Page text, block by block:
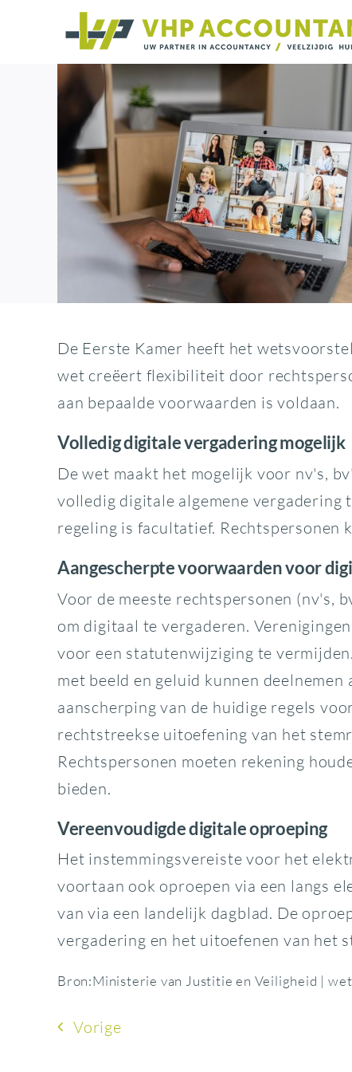
De Eerste Kamer heeft het
wet creëert flexibiliteit door
aan bepaalde voorwaarden is voldaan.
Volledig digitale vergadering mogelijk
De wet maakt het mogelijk voor nv's,
volledig digitale algemene vergadering
regeling is facultatief. Rechtspersonen
Aangescherpte voorwaarden voor
Voor de meeste rechtspersonen (nv's,
om digitaal te vergaderen.
voor een statutenwijziging te
met beeld en geluid kunnen
aanscherping van de huidige regels
rechtstreekse uitoefening van het
Rechtspersonen moeten rekening
bieden.
Vereenvoudigde digitale oproeping
Het instemmingsvereiste voor het
voortaan ook oproepen via een langs
van via een landelijk dagblad. De
vergadering en het uitoefenen van het
Bron:Ministerie van Justitie en Veiligheid |
Vorige